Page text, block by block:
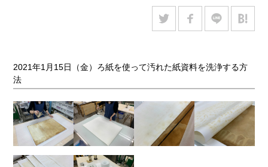
器の一覧です。比較的低価格でシンプルなデザインの保存容器
と価格が分かりますので、ご使用・ご予算のイメージがつきや
すいというメリットもあります。
対象
資料
保存
容器
紙焼き写真、写
①アーカイバルバインダー
2021年1月15日（金）ろ紙を使って汚れた紙資料を洗浄する方
法